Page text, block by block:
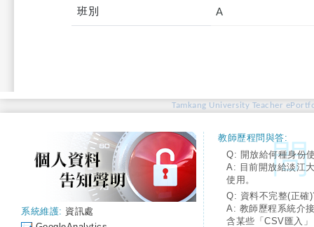
班別 A
Tamkang University Teacher
系統維護: 資訊處
教師歷程問與答:
Q: 開放給何種身份
A: 目前開放給淡江
使用。
Q: 資料不完整(正確
A: 教師歷程系統介
含某些「CSV匯入